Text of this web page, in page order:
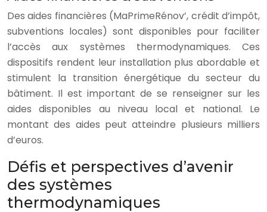
Des aides financières (MaPrimeRénov’, crédit d’impôt,
subventions locales) sont disponibles pour faciliter
l’accès aux systèmes thermodynamiques. Ces
dispositifs rendent leur installation plus abordable et
stimulent la transition énergétique du secteur du
bâtiment. Il est important de se renseigner sur les
aides disponibles au niveau local et national. Le
montant des aides peut atteindre plusieurs milliers
d’euros.
Défis et perspectives d’avenir
des systèmes
thermodynamiques